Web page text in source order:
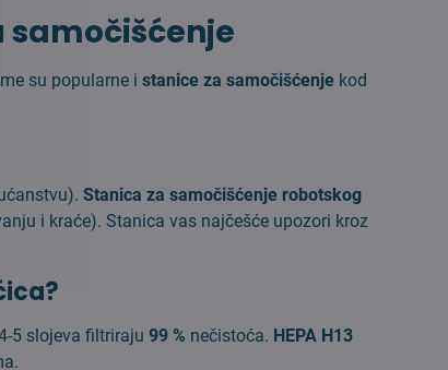
samočišćenje
su popularne istanice za samočišćenje kod
Stanica za samočišćenje robotskog
i kraće). Stanica vas najčešće upozori kroz
5 slojeva filtriraju99 % nečistoća. HEPA H13